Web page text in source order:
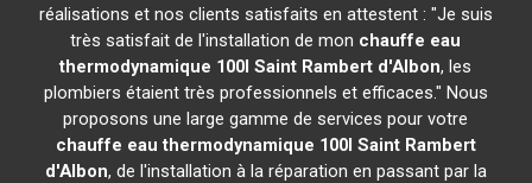
réalisations et nos clients satisfaits en attestent : "Je suis
très satisfait de l'installation de mon chauffe eau
thermodynamique 100l Saint Rambert d'Albon, les
plombiers étaient très professionnels et efficaces." Nous
proposons une large gamme de services pour votre
chauffe eau thermodynamique 100l Saint Rambert
d'Albon, de l'installation à la réparation en passant par la